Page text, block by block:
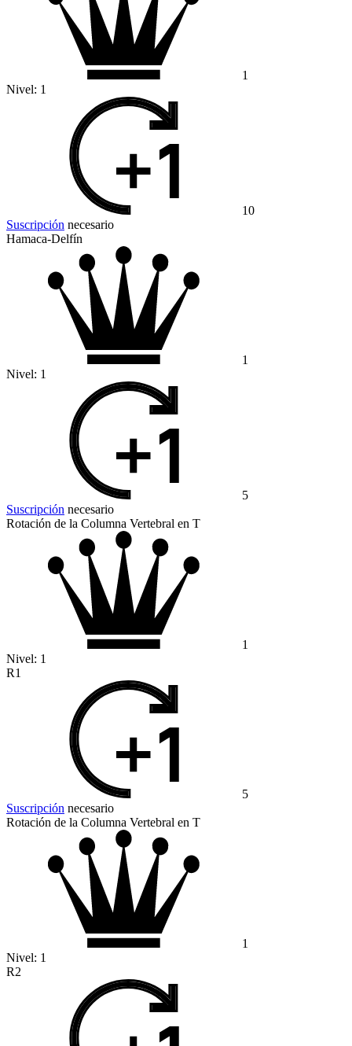
1
Nivel: 1
10
Suscripción necesario
Hamaca-Delfín
1
Nivel: 1
5
Suscripción necesario
Rotación de la Columna Vertebral en T
1
Nivel: 1
R1
5
Suscripción necesario
Rotación de la Columna Vertebral en T
1
Nivel: 1
R2